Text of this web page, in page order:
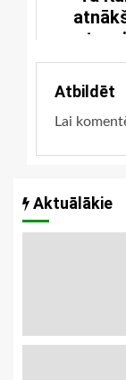
Atbildēt
Lai
Aktuālākie